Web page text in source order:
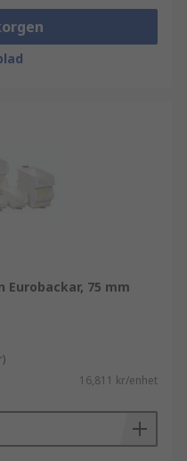
lösning. De kan
öppnas till
Eurobackar, 75 mm
16,811 kr/enhet